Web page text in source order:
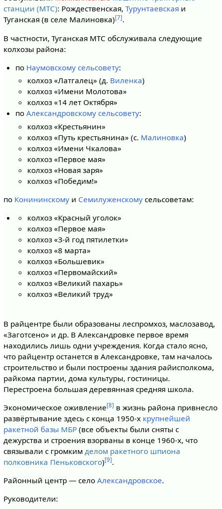
станции (МТС): Рождественская, Турунтаевскаяи
Туганская (в селе Малиновка)[7].
В частности, Туганская МТС обслуживала следующие
колхозы района:
по Наумовскому сельсовету:
колхоз «Латгалец» (д. Виленка)
колхоз «Имени Молотова»
колхоз «14 лет Октября»
поАлександровскому сельсовету:
колхоз «Крестьянин»
колхоз «Путь крестьянина» (с. Малиновка)
колхоз «Имени Чкалова»
колхоз «Первое мая»
колхоз «Новая заря»
колхоз «Победим!»
по Конининскомуи Семилуженскомусельсоветам:
колхоз «Красный уголок»
колхоз «Первое мая»
колхоз «З-й год пятилетки»
колхоз «8 марта»
колхоз «Большевик»
колхоз «Первомайский»
колхоз «Великий пахарь»
колхоз «Великий труд»
В райцентре были образованы леспромхоз, маслозавод,
«Заготсено» и др. В Александровке первое время
находились лишь одни учреждения. Когда стало ясно,
что райцентр останется в Александровке, там началось
строительство и были построены здания райисполкома,
райкома партии, дома культуры, гостиницы.
Перестроена большая деревянная средняя школа.
Экономическое оживление[8] в жизнь района привнесло
развёртывание здесь с конца 1950-х крупнейшей
ракетной базы МБР(все объекты были сняты с
дежурства и строения взорваны в конце 1960-х, что
связывали с громким делом ракетного шпиона
полковника Пеньковского)[9].
Районный центр — село Александровское.
Руководители: